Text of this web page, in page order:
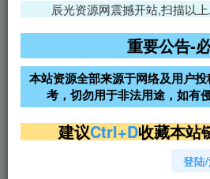
免费领支付宝红包
腾讯
阿里云2核2G200M服务器68元/
年
超低价文字广告位招租
辰光资源网震撼开站,扫描以
重要公告-
本站资源全部来源于网络及用户
考，切勿用于非法用途，如有
建议Ctrl+D收藏本站
登陆